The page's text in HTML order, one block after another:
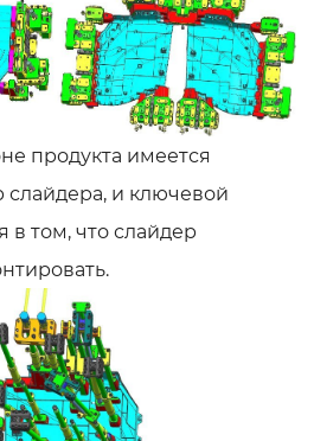
продукта имеется
слайдера, и ключевой
в том, что слайдер